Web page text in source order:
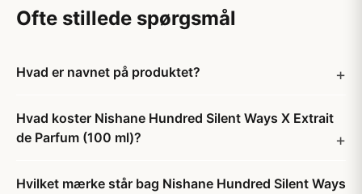
Ofte stillede spørgsmål
Hvad er navnet på produktet?
Hvad koster Nishane Hundred Silent Ways X Extrait
de Parfum (100 ml)?
Hvilket mærke står bag Nishane Hundred Silent Ways